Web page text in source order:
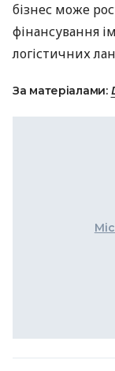
бізнес може
фінансування
логістичних
За матеріалами: